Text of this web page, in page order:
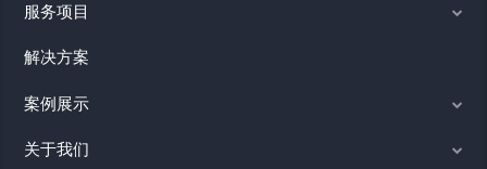
服务项目
解决方案
案例展示
关于我们